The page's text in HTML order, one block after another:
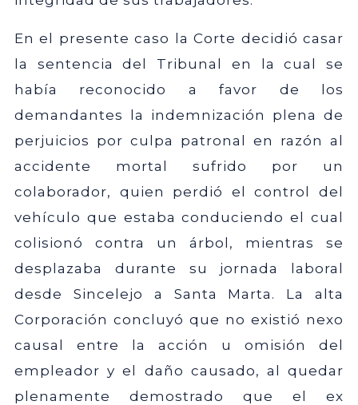
En el presente caso la Corte decidió casar
la sentencia del Tribunal en la cual se
había reconocido a favor de los
demandantes la indemnización plena de
perjuicios por culpa patronal en razón al
accidente mortal sufrido por un
colaborador, quien perdió el control del
vehículo que estaba conduciendo el cual
colisionó contra un árbol, mientras se
desplazaba durante su jornada laboral
desde Sincelejo a Santa Marta. La alta
Corporación concluyó que no existió nexo
causal entre la acción u omisión del
empleador y el daño causado, al quedar
plenamente demostrado que el ex